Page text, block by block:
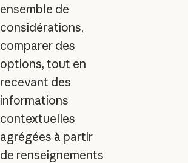
ensemble de
considérations,
comparer des
options, tout en
recevant des
informations
contextuelles
agrégées à partir
de renseignements